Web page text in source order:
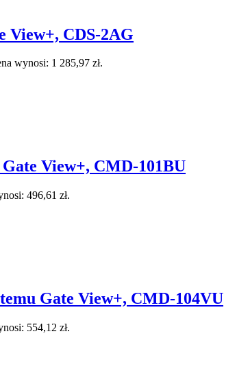
View+, CDS-2AG
wynosi: 1 285,97 zł.
View+, CMD-101BU
496,61 zł.
Gate View+, CMD-104VU
554,12 zł.